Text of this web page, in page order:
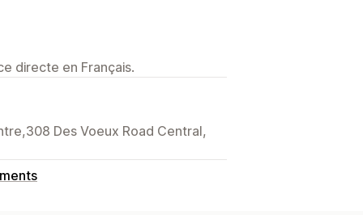
directe en Français.
Des Voeux Road Central,